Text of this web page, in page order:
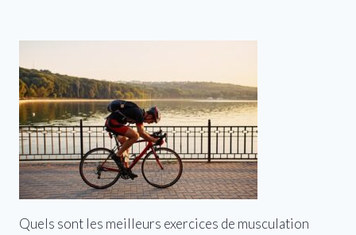
Quels sont les meilleurs exercices de musculation